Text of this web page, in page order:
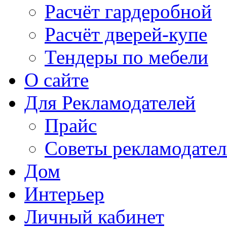
Расчёт гардеробной
Расчёт дверей-купе
Тендеры по мебели
О сайте
Для Рекламодателей
Прайс
Советы
Дом
Интерьер
Личный кабинет